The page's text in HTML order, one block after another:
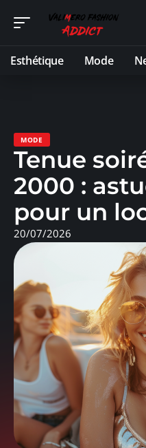
Esthétique Mode
MODE
Tenue
2000 :
pour un
20/07/2026